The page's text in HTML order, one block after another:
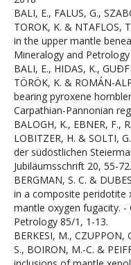
BALI, E., FALUS, G.,
TOROK, K. & NTAFLOS,
in the upper mantle
Mineralogy and
BALI, E., HIDAS, K.,
TÖRÖK, K. & ROMÁN-
bearing pyroxene
Carpathian-Pannonian
BALOGH, K., EBNER, F.,
LOBITZER, H. & SOLTI,
der südöstlichen
Jubiläumsschrift 20, 55-72.
BERGMAN, S. C. &
in a composite peridotite
mantle oxygen fugacity.
Petrology 85/1, 1-13.
BERKESI, M., CZUPPON,
S., BOIRON, M.-C. &